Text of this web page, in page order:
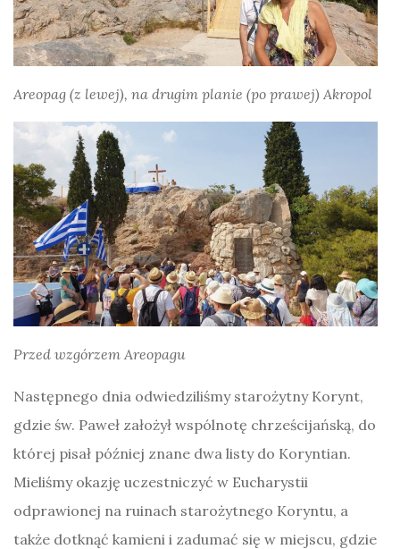
Areopag (z lewej), na drugim planie (po prawej) Akropol
Przed wzgórzem Areopagu
Następnego dnia odwiedziliśmy starożytny Korynt,
gdzie św. Paweł założył wspólnotę chrześcijańską, do
której pisał później znane dwa listy do Koryntian.
Mieliśmy okazję uczestniczyć w Eucharystii
odprawionej na ruinach starożytnego Koryntu, a
także dotknąć kamieni i zadumać się w miejscu, gdzie